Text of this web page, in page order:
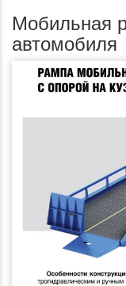
Мобильная
автомобиля